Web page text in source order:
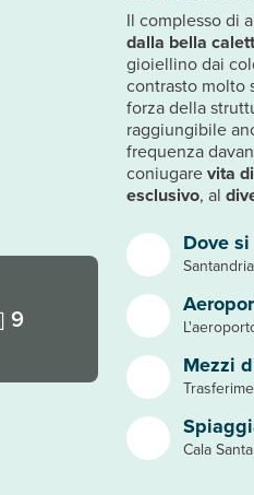
9
Dove
Mezzi
Cala
Il complesso di
dalla bella
gioiellino dai
contrasto molto
forza della
raggiungibile
frequenza
coniugarevita
esclusivo, al